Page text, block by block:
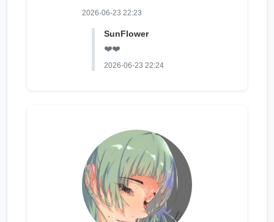
2026-06-23 22:23
SunFlower
❤️❤️
2026-06-23 22:24